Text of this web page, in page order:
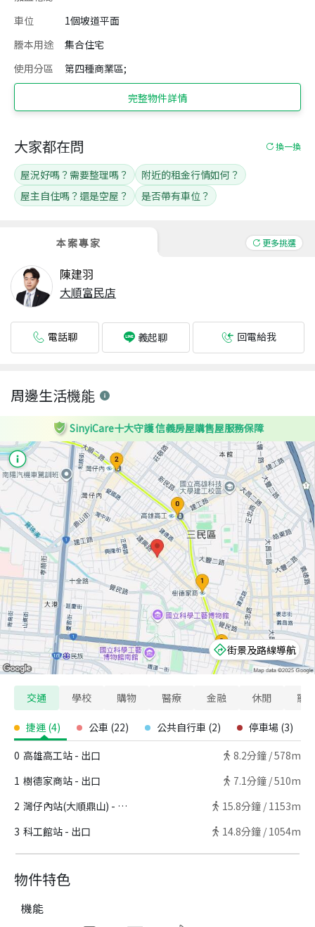
車位
1個坡道平面
謄本用途
集合住宅
使用分區
第四種商業區;
完整物件詳情
本案專家 更多挑選
陳建羽
大順富民店
電話聊 義起聊 回電給我
大家都在問 換一換
屋況好嗎？需要整理嗎？
附近的租金行情如何？
屋主自住嗎？還是空屋？
是否帶有車位？
物件特色
機能
周邊生活機能
SinyiCare十大守護 信義房屋購售屋服務保障
街景及路線導航
交通 學校 購物 醫療 金融 休閒 寵
捷運 (4) 公車 (22) 公共自行車 (2) 停車場 (3)
0 高雄高工站 - 出口 8.2分鐘 /578m
1 樹德家商站 - 出口 7.1分鐘 /510m
2 灣仔內站(大順鼎山) - 出口 15.8分鐘 / 1153m
3 科工館站 - 出口 14.8分鐘 / 1054m